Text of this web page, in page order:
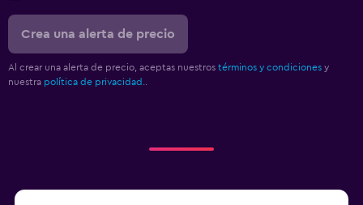
Crea una alerta de precio
Al crear una alerta de precio, aceptas nuestros términos y condiciones y
nuestra política de privacidad.